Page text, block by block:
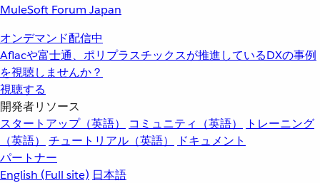
MuleSoft Forum Japan
オンデマンド配信中
Aflacや富士通、ポリプラスチックスが推進しているDXの事例
を視聴しませんか？
視聴する
開発者リソース
スタートアップ（英語）
コミュニティ（英語）
トレーニング
（英語）
チュートリアル（英語）
ドキュメント
パートナー
English (Full site) 日本語